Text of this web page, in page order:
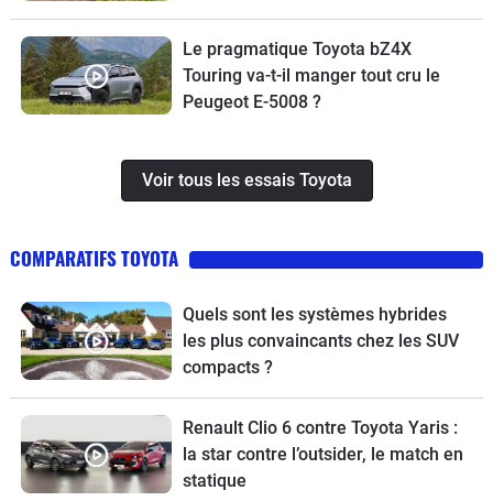
Le pragmatique Toyota bZ4X
Touring va-t-il manger tout cru le
Peugeot E-5008 ?
Voir tous les essais Toyota
COMPARATIFS TOYOTA
Quels sont les systèmes hybrides
les plus convaincants chez les SUV
compacts ?
Renault Clio 6 contre Toyota Yaris :
la star contre l’outsider, le match en
statique